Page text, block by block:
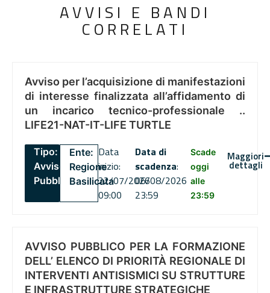
AVVISI E BANDI
CORRELATI
Avviso per l’acquisizione di manifestazioni
di interesse finalizzata all’affidamento di
un incarico tecnico-professionale ..
LIFE21-NAT-IT-LIFE TURTLE
Tipo:
Avviso
Pubblico
Ente:
Regione
Basilicata
Data
inizio:
22/07/2026
09:00
Data di
scadenza:
06/08/2026
23:59
Scade
oggi
alle
23:59
Maggiori
dettagli
AVVISO PUBBLICO PER LA FORMAZIONE
DELL’ ELENCO DI PRIORITÀ REGIONALE DI
INTERVENTI ANTISISMICI SU STRUTTURE
E INFRASTRUTTURE STRATEGICHE